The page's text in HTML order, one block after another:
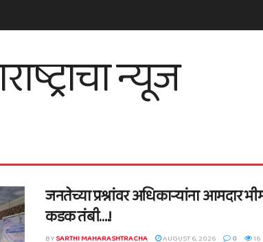
जनतेच्या प्रश्नांवर अधिकाऱ्यांना आमदार
कडक तंबी….!
BYSARTHI MAHARASHTRACHA AUGUST 6, 2026 0 16